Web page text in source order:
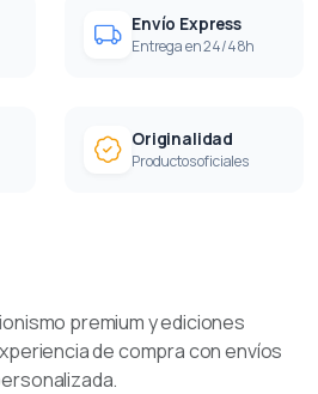
Envío Express
Entrega en 24/48h
Originalidad
Productos oficiales
premium y ediciones
de compra con envíos